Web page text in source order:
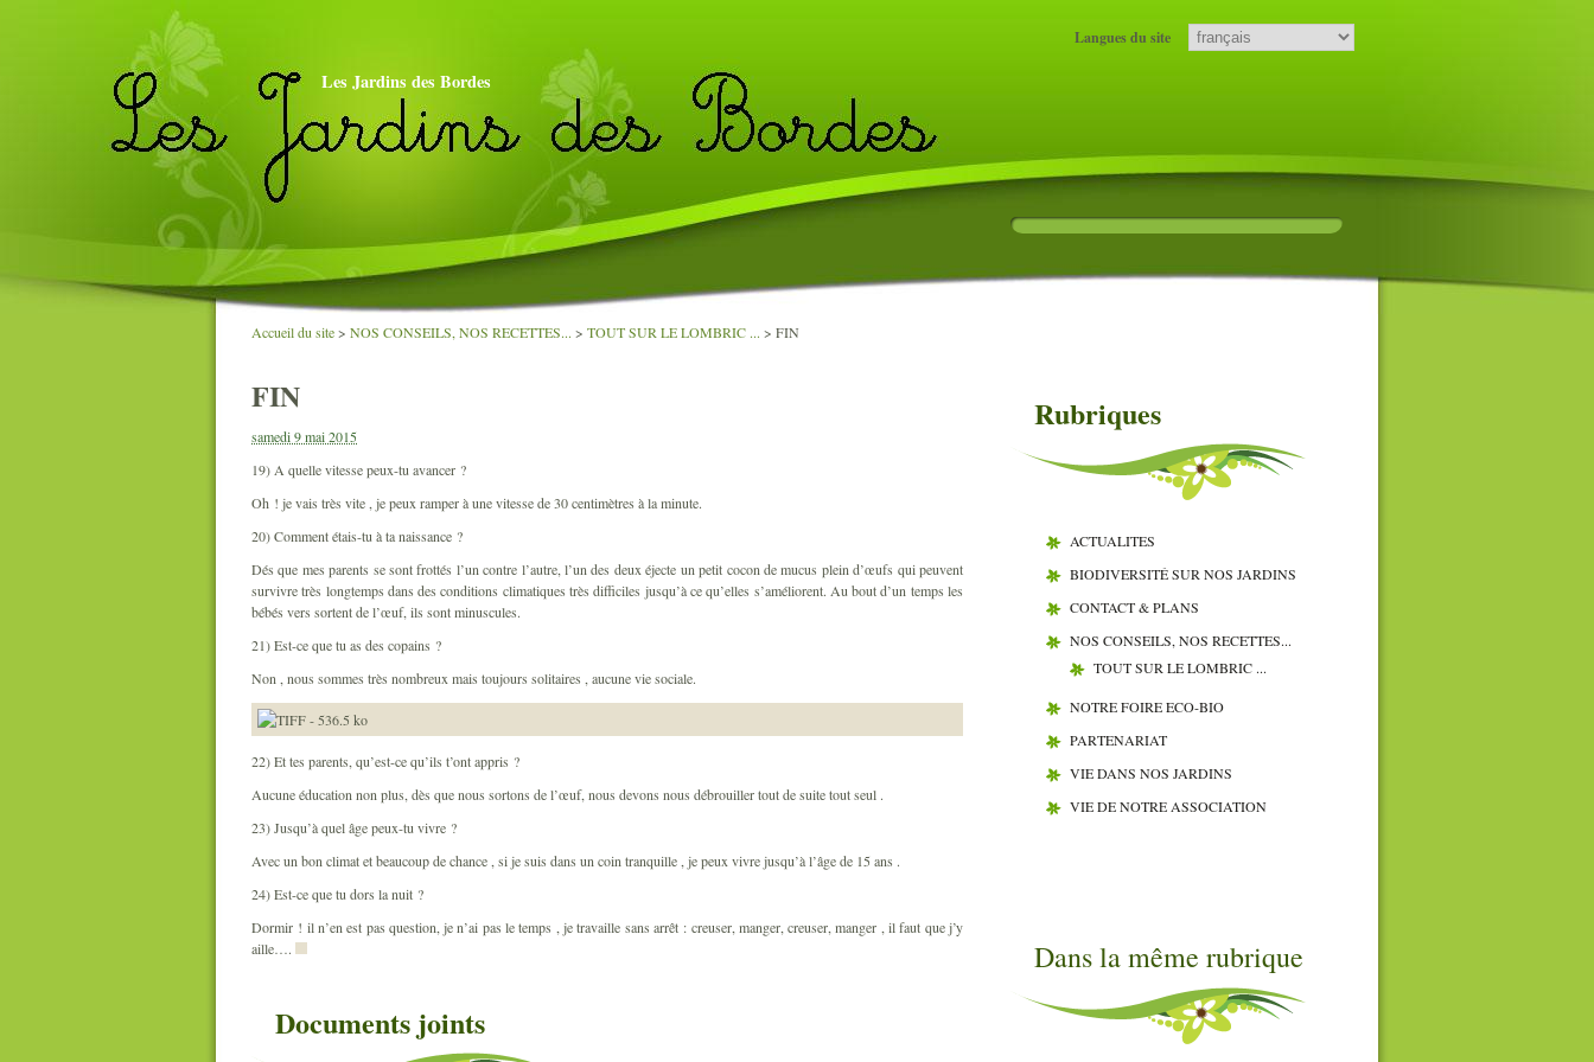
Les Jardins des Bordes
Langues du site
Accueil du site> NOS CONSEILS, NOS RECETTES... > TOUT SUR LE LOMBRIC ... > FIN
FIN
samedi 9 mai 2015
19) A quelle vitesse peux-tu avancer ?
Oh ! je vais très vite , je peux ramper à une vitesse de 30 centimètres à la minute.
20) Comment étais-tu à ta naissance ?
Dés que mes parents se sont frottés l’un contre l’autre, l’un des deux éjecte un petit cocon de mucus plein d’œufs qui peuvent
survivre très longtemps dans des conditions climatiques très difficiles jusqu’à ce qu’elles s’améliorent. Au bout d’un temps les
bébés vers sortent de l’œuf, ils sont minuscules.
21) Est-ce que tu as des copains ?
Non , nous sommes très nombreux mais toujours solitaires , aucune vie sociale.
22) Et tes parents, qu’est-ce qu’ils t’ont appris ?
Aucune éducation non plus, dès que nous sortons de l’œuf, nous devons nous débrouiller tout de suite tout seul .
23) Jusqu’à quel âge peux-tu vivre ?
Avec un bon climat et beaucoup de chance , si je suis dans un coin tranquille , je peux vivre jusqu’à l’âge de 15 ans .
24) Est-ce que tu dors la nuit ?
Dormir ! il n’en est pas question, je n’ai pas le temps , je travaille sans arrêt : creuser, manger, creuser, manger , il faut que j’y
aille….
Documents joints
Rubriques
ACTUALITES
BIODIVERSITÉ SUR NOS JARDINS
CONTACT & PLANS
NOS CONSEILS, NOS RECETTES...
TOUT SUR LE LOMBRIC ...
NOTRE FOIRE ECO-BIO
PARTENARIAT
VIE DANS NOS JARDINS
VIE DE NOTRE ASSOCIATION
Dans la même rubrique